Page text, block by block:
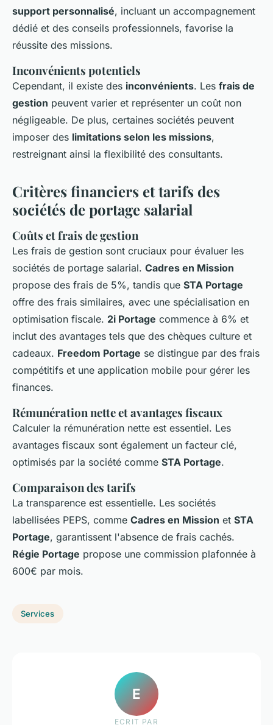
support personnalisé, incluant un accompagnement
dédié et des conseils professionnels, favorise la
réussite des missions.
Inconvénients potentiels
Cependant, il existe des inconvénients. Les frais de
gestion peuvent varier et représenter un coût non
négligeable. De plus, certaines sociétés peuvent
imposer des limitations selon les missions,
restreignant ainsi la flexibilité des consultants.
Critères financiers et tarifs des
sociétés de portage salarial
Coûts et frais de gestion
Les frais de gestion sont cruciaux pour évaluer les
sociétés de portage salarial. Cadres en Mission
propose des frais de 5%, tandis que STA Portage
offre des frais similaires, avec une spécialisation en
optimisation fiscale. 2i Portage commence à 6% et
inclut des avantages tels que des chèques culture et
cadeaux. Freedom Portage se distingue par des frais
compétitifs et une application mobile pour gérer les
finances.
Rémunération nette et avantages fiscaux
Calculer la rémunération nette est essentiel. Les
avantages fiscaux sont également un facteur clé,
optimisés par la société comme STA Portage.
Comparaison des tarifs
La transparence est essentielle. Les sociétés
labellisées PEPS, comme Cadres en Mission et STA
Portage, garantissent l'absence de frais cachés.
Régie Portage propose une commission plafonnée à
600€ par mois.
Services
E
ECRIT PAR